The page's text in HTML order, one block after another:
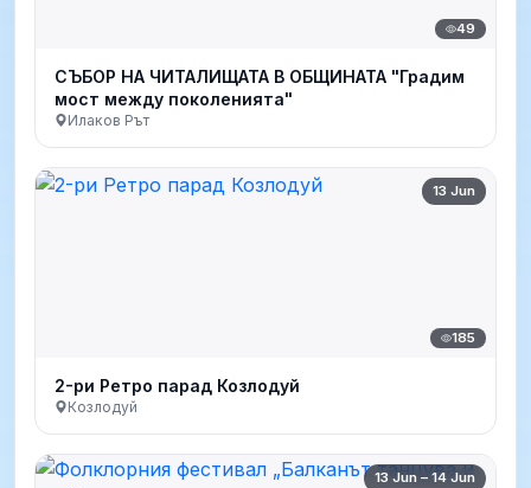
49
СЪБОР НА ЧИТАЛИЩАТА В ОБЩИНАТА "Градим
мост между поколенията"
Илаков Рът
13 Jun
185
2-ри Ретро парад Козлодуй
Козлодуй
13 Jun – 14 Jun